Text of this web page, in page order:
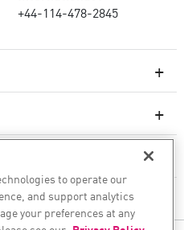
+44-114-478-2845
to operate our
and support analytics
your preferences at any